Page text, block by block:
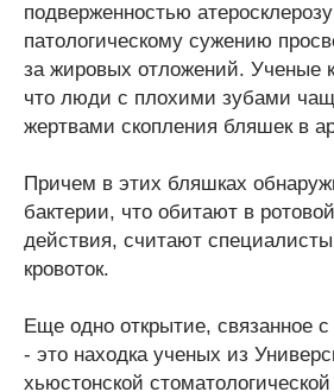
подверженностью
патологическому сужению
за жировых отложений. Ученые
что люди с плохими зубами
жертвами скопления бляшек в
Причем в этих бляшках
бактерии, что обитают в
действия, считают
кровоток.
Еще одно открытие, связанное
- это находка ученых из
хьюстонской